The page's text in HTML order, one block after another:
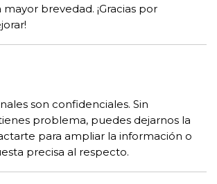
brevedad. ¡Gracias por
son confidenciales. Sin
problema, puedes dejarnos la
para ampliar la información o
precisa al respecto.